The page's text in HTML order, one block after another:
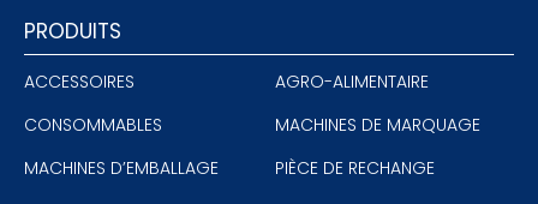
PRODUITS
ACCESSOIRES
AGRO-ALIMENTAIRE
CONSOMMABLES
MACHINES DE MARQUAGE
MACHINES D’EMBALLAGE
PIÈCE DE RECHANGE